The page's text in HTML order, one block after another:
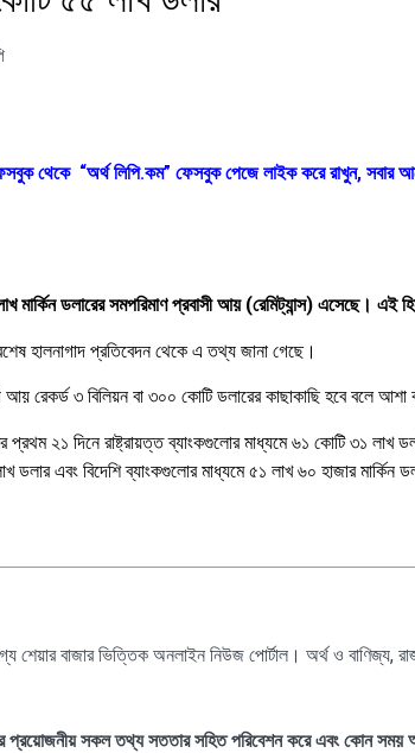
থেকে “অর্থ লিপি.কম” ফেসবুক পেজে লাইক করে রাখুন,
ডলারের সমপরিমাণ প্রবাসী আয় (রেমিট্যান্স) এসেছে। এই
হালনাগাদ প্রতিবেদন থেকে এ তথ্য জানা গেছে।
আয় রেকর্ড ৩ বিলিয়ন বা ৩০০ কোটি ডলারের কাছাকাছি হবে বলে আশা
প্রথম ২১ দিনে রাষ্ট্রায়ত্ত ব্যাংকগুলোর মাধ্যমে ৬১ কোটি ৩১ লাখ
ডলার এবং বিদেশি ব্যাংকগুলোর মাধ্যমে ৫১ লাখ ৬০ হাজার মার্কিন
শেয়ার বাজার ভিত্তিক অনলাইন নিউজ পোর্টাল। অর্থ ও বাণিজ্য,
প্রয়োজনীয় সকল তথ্য সততার সহিত পরিবেশন করে এবং কোন